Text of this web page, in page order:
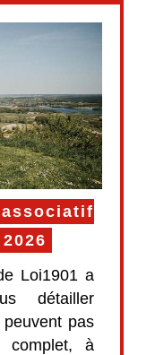
Loi1901 a
détailler
pas
complet, à